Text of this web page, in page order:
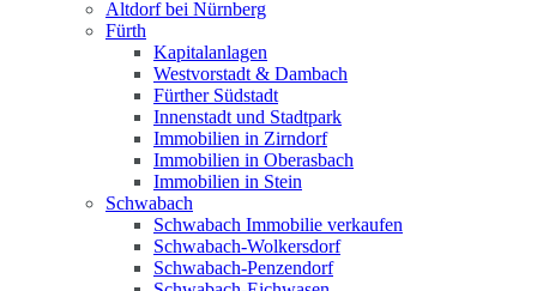
Altdorf bei Nürnberg
Fürth
Kapitalanlagen
Westvorstadt & Dambach
Fürther Südstadt
Innenstadt und Stadtpark
Immobilien in Zirndorf
Immobilien in Oberasbach
Immobilien in Stein
Schwabach
Schwabach Immobilie verkaufen
Schwabach-Wolkersdorf
Schwabach-Penzendorf